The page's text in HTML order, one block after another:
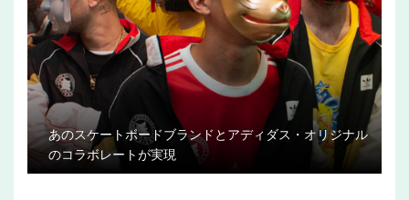
あのスケートボードブランドとアディダス・オリジナル
のコラボレートが実現